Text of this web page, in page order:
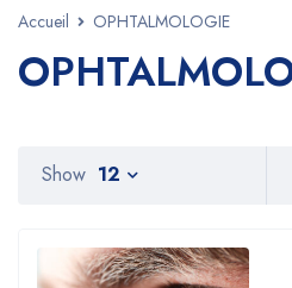
Accueil OPHTALMOLOGIE
Show 12